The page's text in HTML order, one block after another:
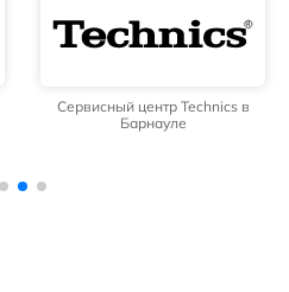
Сервисный центр Technics в
Барнауле